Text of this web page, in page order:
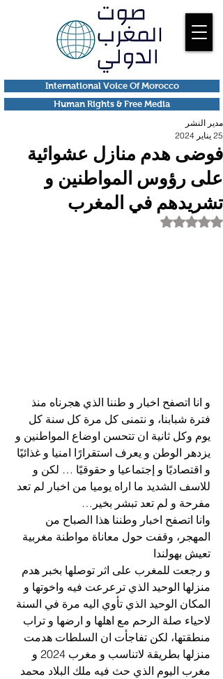
Human Rights & Free Media
International Voice Of Morocco
فوضى هدم منازل عشوائية
على رؤوس المواطنين و
تشريدهم في المغرب
مدير النشر
25 يناير 2024
تم التقييم بـ ليس رقمًا من أصل 5 نجوم.
و انا اتصفح اخبار و طننا الذي هجرناه منذ
فترة شبابنا، و نتمنى كل مرة كل سنة كل
يوم وكل ثانية ان تتحسن اوضاع المواطنين و
يزدهر الوطن و يعرف استقرارًا امنيا و غذائيًا
و اقتصاديًا و إجتماعيا و حقوقيًا … لكن و
للاسف الشديد ما اراه يوميا من اخبار لم تعد
مفرحة و لم تعد تبشر بخير…
وانا اتصفح اخبار وطننا هذا الصباح من
المهجر، وقفت حول معاناة مواطنة مغربية
تعيش بهولندا
و رجعت للمغرب على اثر توصلها بخبر هدم
منزلها الوحيد الذي ترعرعت فيه واخوتها و
المكان الوحيد الذي تأوي اليه مرة في السنة
لاحياء صلة الرحم مع اهلها و ارضها و تراب
منطقتها، لكن تفاجأت ان السلطات هدمت
منزلها بطريقة لاتناسب و مغرب 2024 و
مغرب اليوم الذي حث فيه ملك البلاد محمد